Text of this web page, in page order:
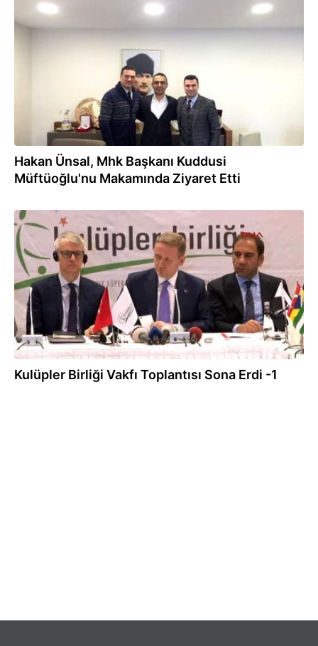
04.03.2016
Hakan Ünsal, Mhk Başkanı Kuddusi
Müftüoğlu'nu Makamında Ziyaret Etti
29.02.2016
Kulüpler Birliği Vakfı Toplantısı Sona Erdi -1